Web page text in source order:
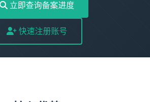
立即查询备案进度
快速注册账号